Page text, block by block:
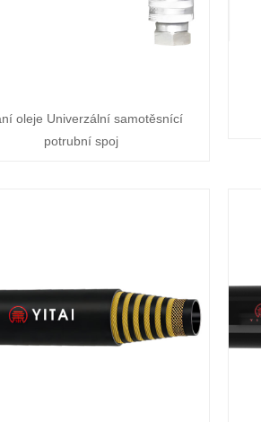
oleje Univerzální samotěsnící
potrubní spoj